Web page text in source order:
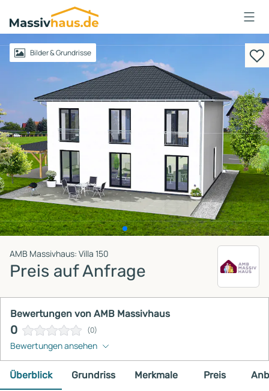
Massivhaus
Logo
AnmeldenBilder & Grundrisse
AMB Massivhaus: Villa 150
Preis auf Anfrage
Bewertungen von AMB Massivhaus
0 (0)
Bewertungen ansehen
Überblick Grundriss Merkmale Preis